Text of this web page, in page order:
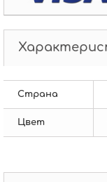
Страна
Цвет